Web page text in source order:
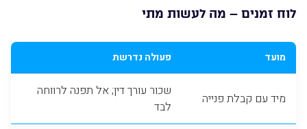
לוח זמנים – מה לעשות מתי
מועד פעולה נדרשת
מיד עם קבלת פנייה
שכור עורך דין; אל תפנה לרווחה
לבד